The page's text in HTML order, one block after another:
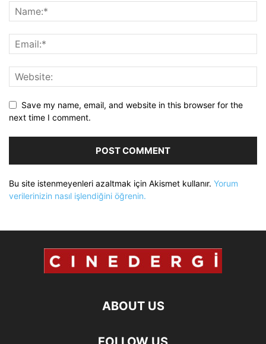
Save my name, email, and website in this browser for the
next time I comment.
Bu site istenmeyenleri azaltmak için Akismet kullanır. Yorum
verilerinizin nasıl işlendiğini öğrenin.
ABOUT US